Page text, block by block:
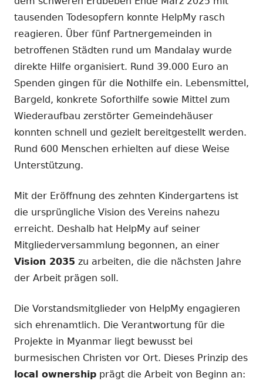
tausenden Todesopfern konnte HelpMy rasch
reagieren. Über fünf Partnergemeinden in
betroffenen Städten rund um Mandalay wurde
direkte Hilfe organisiert. Rund 39.000 Euro an
Spenden gingen für die Nothilfe ein. Lebensmittel,
Bargeld, konkrete Soforthilfe sowie Mittel zum
Wiederaufbau zerstörter Gemeindehäuser
konnten schnell und gezielt bereitgestellt werden.
Rund 600 Menschen erhielten auf diese Weise
Unterstützung.
Mit der Eröffnung des zehnten Kindergartens ist
die ursprüngliche Vision des Vereins nahezu
erreicht. Deshalb hat HelpMy auf seiner
Mitgliederversammlung begonnen, an einer
Vision 2035 zu arbeiten, die die nächsten Jahre
der Arbeit prägen soll.
Die Vorstandsmitglieder von HelpMy engagieren
sich ehrenamtlich. Die Verantwortung für die
Projekte in Myanmar liegt bewusst bei
burmesischen Christen vor Ort. Dieses Prinzip des
local ownership prägt die Arbeit von Beginn an: